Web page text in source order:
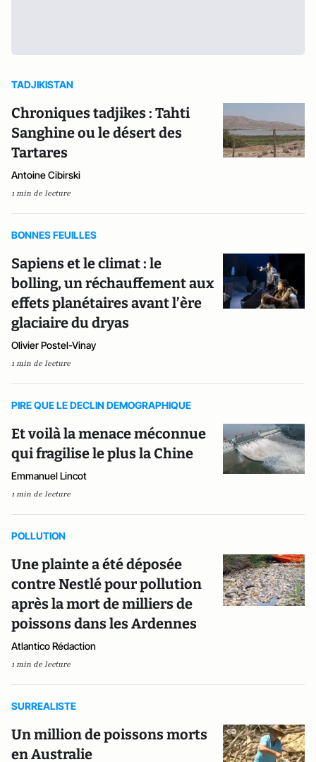
TADJIKISTAN
Chroniques tadjikes : Tahti
Sanghine ou le désert des
Tartares
Antoine Cibirski
1 min de lecture
BONNES FEUILLES
Sapiens et le climat : le
bolling, un réchauffement aux
effets planétaires avant l’ère
glaciaire du dryas
Olivier Postel-Vinay
1 min de lecture
PIRE QUE LE DECLIN DEMOGRAPHIQUE
Et voilà la menace méconnue
qui fragilise le plus la Chine
Emmanuel Lincot
1 min de lecture
POLLUTION
Une plainte a été déposée
contre Nestlé pour pollution
après la mort de milliers de
poissons dans les Ardennes
Atlantico Rédaction
1 min de lecture
SURREALISTE
Un million de poissons morts
en Australie